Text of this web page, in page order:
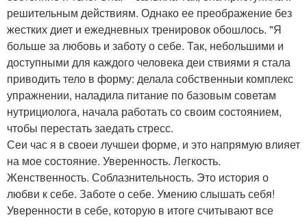
решительным действиям. Однако ее преображение без
жестких диет и ежедневных тренировок обошлось. "Я
больше за любовь и заботу о себе. Так, небольшими и
доступными для каждого человека деи ствиями я стала
приводить тело в форму: делала собственныи комплекс
упражнении, наладила питание по базовым советам
нутрициолога, начала работать со своим состоянием,
чтобы перестать заедать стресс.
Сеи час я в своеи лучшеи форме, и это напрямую влияет
на мое состояние. Уверенность. Легкость.
Женственность. Соблазнительность. Это история о
любви к себе. Заботе о себе. Умению слышать себя!
Уверенности в себе, которую в итоге считывают все